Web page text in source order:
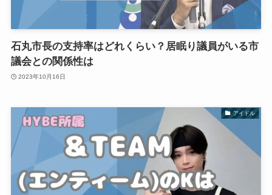
石丸市長の支持率はどれくらい？居眠り議員がいる市
議会との関係性は
2023年10月16日
アイドル